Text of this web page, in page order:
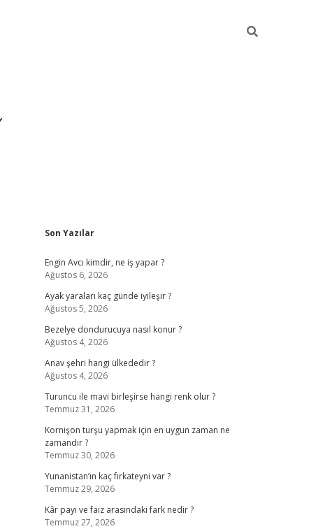
Sidebar
Son Yazılar
Engin Avcı kimdir, ne iş yapar ?
Ağustos 6, 2026
Ayak yaraları kaç günde iyileşir ?
Ağustos 5, 2026
Bezelye dondurucuya nasıl konur ?
Ağustos 4, 2026
Anav şehri hangi ülkededir ?
Ağustos 4, 2026
Turuncu ile mavi birleşirse hangi renk olur ?
Temmuz 31, 2026
Kornişon turşu yapmak için en uygun zaman ne
zamandır ?
Temmuz 30, 2026
Yunanistan’ın kaç fırkateyni var ?
Temmuz 29, 2026
Kâr payı ve faiz arasındaki fark nedir ?
Temmuz 27, 2026